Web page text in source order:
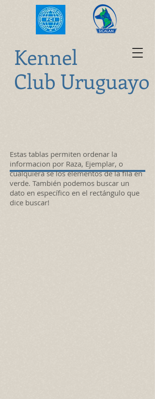
Kennel
Club Uruguayo
Estas tablas permiten ordenar la
informacion por Raza, Ejemplar, o
cualquiera se los elementos de la fila en
verde. También podemos buscar un
dato en específico en el rectángulo que
dice buscar!